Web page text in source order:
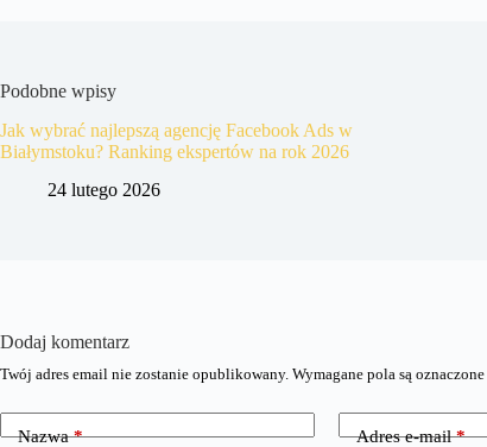
Podobne wpisy
Jak wybrać najlepszą agencję Facebook Ads w
Białymstoku? Ranking ekspertów na rok 2026
24 lutego 2026
Dodaj komentarz
Twój adres email nie zostanie opublikowany. Wymagane pola są oznaczone
Nazwa* Adres e-mail*